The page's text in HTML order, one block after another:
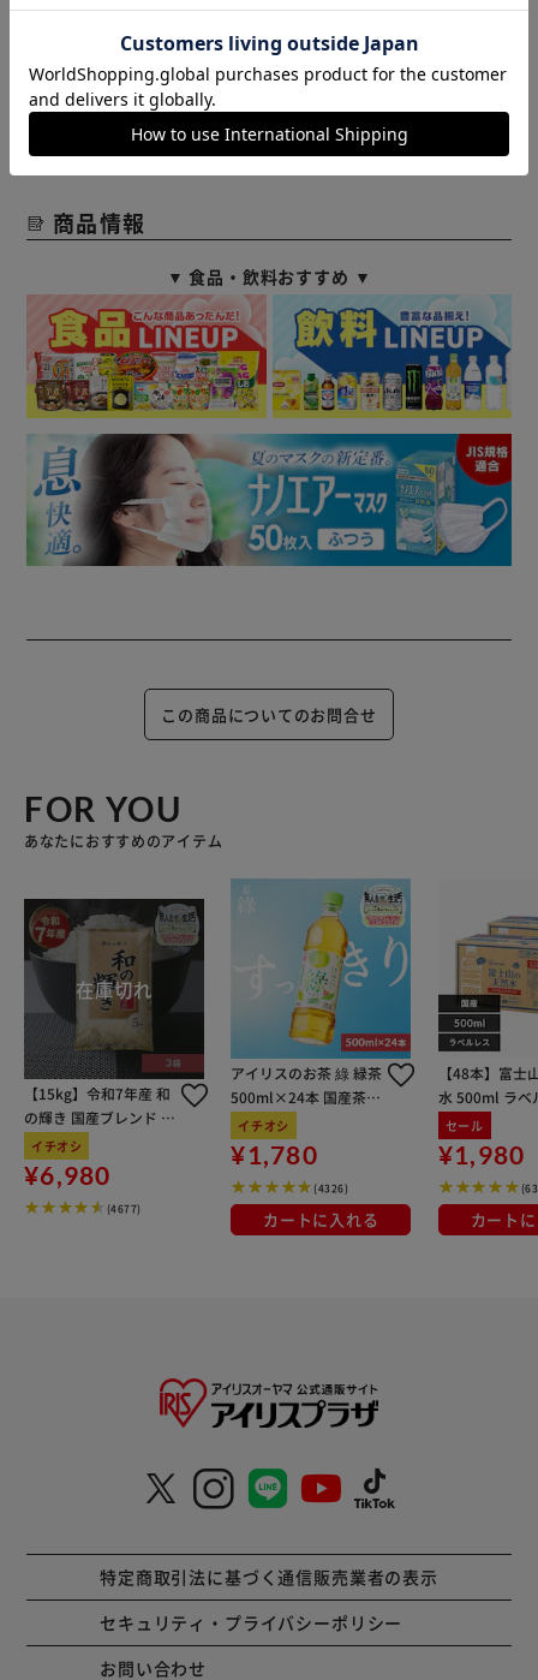
※当商品はお取り寄せ品の為、在庫の確認及び商品のお届け
までお時間を頂く場合がございます。
また、商品がメーカーにて完売となっていた場合、キャンセ
ル又は注文内容の変更をお願いいたしております。
予めご了承くださいますようお願いいたします。■こちらの
商品はアイリスプラザがセレクトしたオススメ商品です。
商品情報
▼ 食品・飲料おすすめ ▼
この商品についてのお問合せ
FOR YOU
あなたにおすすめのアイテム
【15kg】令和7年産 和
の輝き 国産ブレンド 5
kg×3袋
イチオシ
¥6,980
(4677)
アイリスのお茶 綠 緑茶
500ml×24本 国産茶葉
100％使用
イチオシ
¥1,780
(4326)
カートに入れる
【48本】富士
水 500ml ラベ
セール
¥1,980
カート
特定商取引法に基づく通信販売業者の表示
セキュリティ・プライバシーポリシー
お問い合わせ